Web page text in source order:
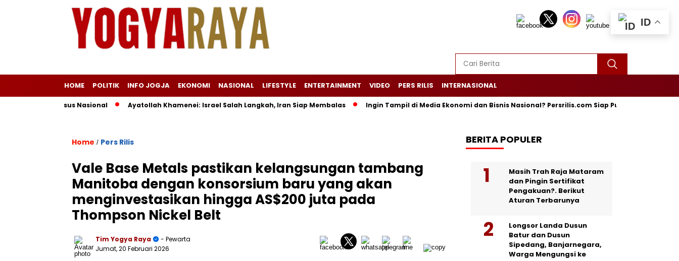
HOME POLITIK INFO JOGJA EKONOMI NASIONAL LIFESTYLE ENTERTAINMENT VIDEO PERS RILIS INTERNASIONAL
Haji Khusus Nasional Ayatollah Khamenei: Israel Salah Langkah, Iran Siap Membalas Ingin Tampil di Media Ekonomi dan Bisnis Nasional? Persrilis.com Siap Publikasikan Press
Home / Pers Rilis
Vale Base Metals pastikan kelangsungan tambang
Manitoba dengan konsorsium baru yang akan
menginvestasikan hingga AS$200 juta pada
Thompson Nickel Belt
Tim Yogya Raya
- Pewarta
Jumat, 20 Februari 2026
BERITA POPULER
Masih Trah Raja Mataram
dan Pingin Sertifikat
Pengakuan?. Berikut
Aturan Terbarunya
Longsor Landa Dusun
Batur dan Dusun
Sipedang, Banjarnegara,
Warga Mengungsi ke
ID